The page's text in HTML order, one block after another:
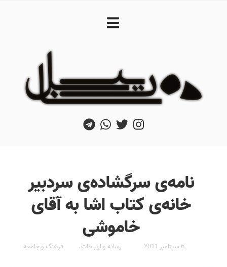
نامه‌ی سرگشاده‌ی سردبیر
خانه‌ی کتاب اشا به آقای
خاموشی
6 سپتامبر 2011 رسانه و ارتباطات ، فرهنگ و جامعه